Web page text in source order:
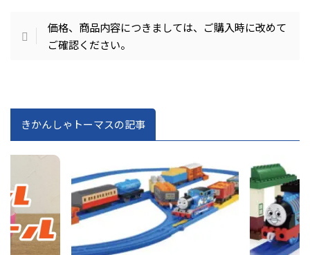
価格、商品内容につきましては、ご購入時に改めて
ご確認ください。
きかんしゃトーマスの記事